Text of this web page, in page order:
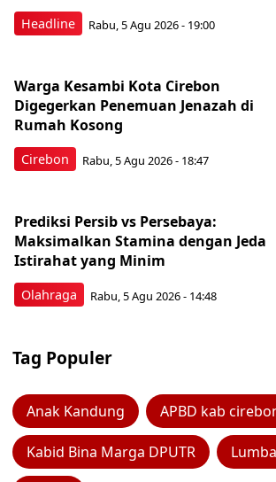
Headline Rabu, 5 Agu 2026 - 19:00
Cirebon
Warga Kesambi Kota Cirebon
Digegerkan Penemuan Jenazah di
Rumah Kosong
Rabu, 5 Agu 2026 - 18:47
Olahraga
Prediksi Persib vs Persebaya:
Maksimalkan Stamina dengan Jeda
Istirahat yang Minim
Rabu, 5 Agu 2026 - 14:48
Tag Populer
Anak Kandung APBD kab
Kabid Bina Marga DPUTR